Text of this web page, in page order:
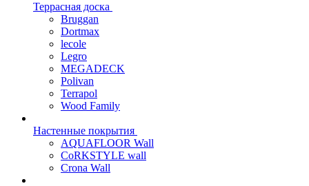
Террасная доска
Bruggan
Dortmax
lecole
Legro
MEGADECK
Polivan
Terrapol
Wood Family
Настенные покрытия
AQUAFLOOR Wall
CoRKSTYLE wall
Crona Wall